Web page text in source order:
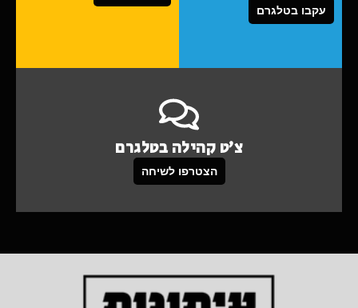
עקבו בטלגרם
צ'ט קהילה בטלגרם
הצטרפו לשיחה